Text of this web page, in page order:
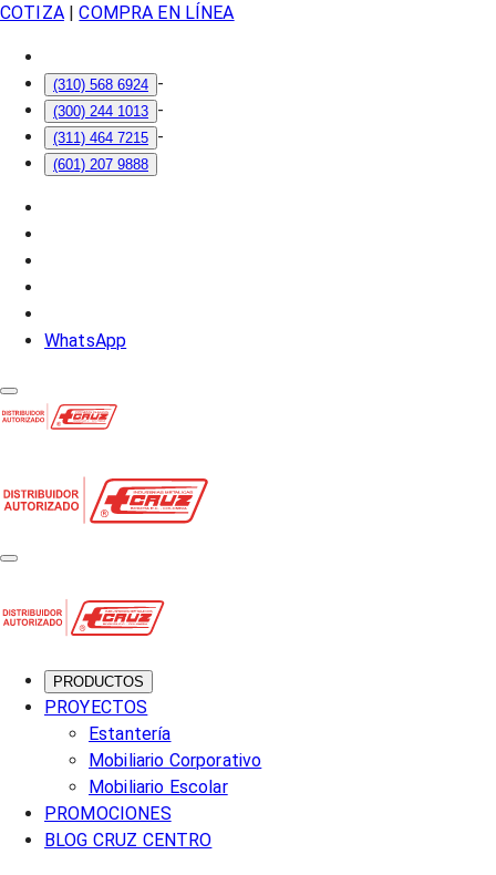
COTIZA| COMPRA EN LÍNEA
(310) 568 6924 -
(300) 244 1013 -
(311) 464 7215 -
(601) 207 9888
WhatsApp
PRODUCTOS
PROYECTOS
Estantería
Mobiliario Corporativo
Mobiliario Escolar
PROMOCIONES
BLOG CRUZ CENTRO